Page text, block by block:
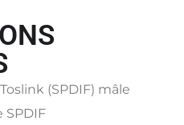
(SPDIF) mâle
SPDIF